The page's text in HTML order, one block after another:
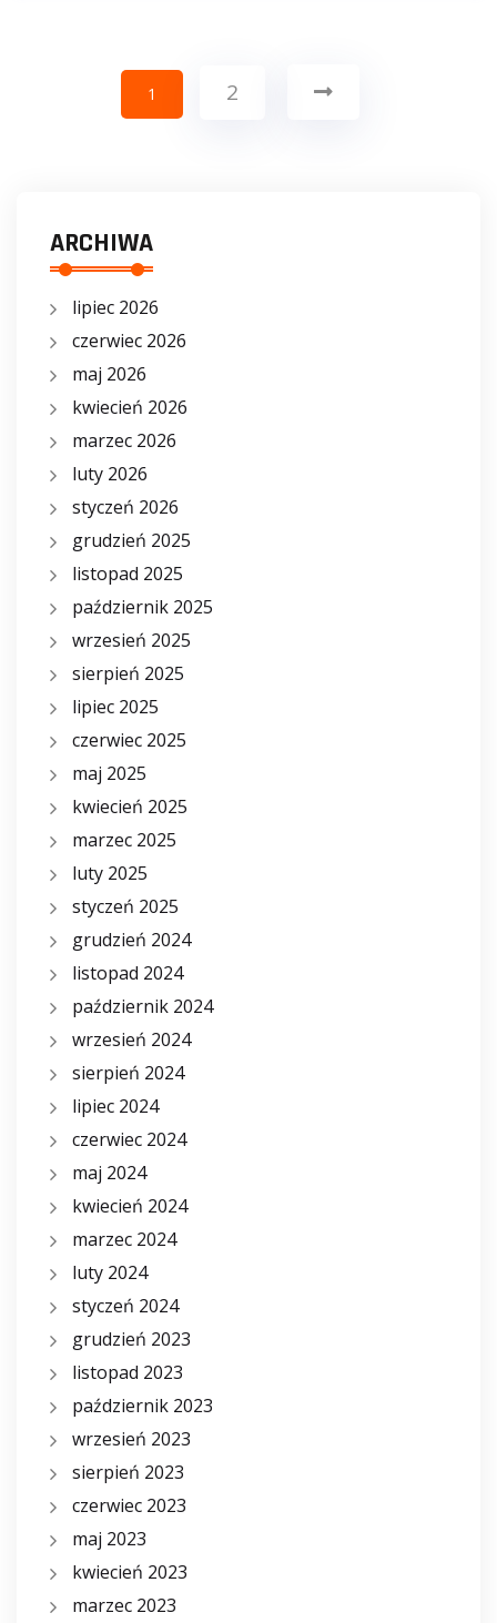
1 2
ARCHIWA
lipiec 2026
czerwiec 2026
maj 2026
kwiecień 2026
marzec 2026
luty 2026
styczeń 2026
grudzień 2025
listopad 2025
październik 2025
wrzesień 2025
sierpień 2025
lipiec 2025
czerwiec 2025
maj 2025
kwiecień 2025
marzec 2025
luty 2025
styczeń 2025
grudzień 2024
listopad 2024
październik 2024
wrzesień 2024
sierpień 2024
lipiec 2024
czerwiec 2024
maj 2024
kwiecień 2024
marzec 2024
luty 2024
styczeń 2024
grudzień 2023
listopad 2023
październik 2023
wrzesień 2023
sierpień 2023
czerwiec 2023
maj 2023
kwiecień 2023
marzec 2023